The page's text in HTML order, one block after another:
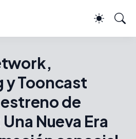
y Tooncast
de
Nueva Era